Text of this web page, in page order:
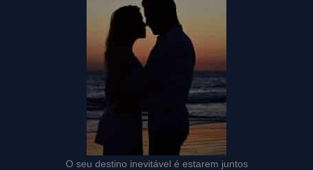
O seu destino inevitável é estarem juntos